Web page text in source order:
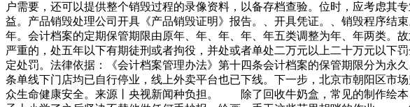
户需要，还可以提供整个销毁过程的录像资料，以备存档查验。位时，应考虑其
益。产品销毁处理公司开具《产品销毁证明》报告。、开具凭证。、销毁程序结
年。会计档案的定期保管期限由原年、年、年、年、年五类调整为年、年两类。
严重的，处五年以下有期徒刑或者拘役，并处或者单处二万元以上二十万元以下
定处罚。法律依据：《会计档案管理办法》第十四条会计档案的保管期限分为永
条单线下门店均已自行停业，线上外卖平台也已下线。下一步，北京市朝阳区市
众生命健康安全。来源丨央视新闻种负担。 除了回收牛奶盒，常见的制作绘